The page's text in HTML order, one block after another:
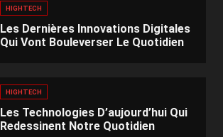
HIGHTECH
Les Dernières Innovations Digitales
Qui Vont Bouleverser Le Quotidien
HIGHTECH
Les Technologies D’aujourd’hui Qui
Redessinent Notre Quotidien